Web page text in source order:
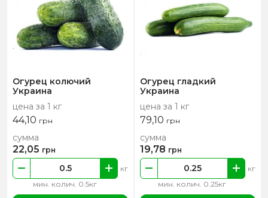
Огурец колючий
Украина
цена за 1 кг
44,10 грн
мин. колич. 0.5кг
кг
сумма
22,05 грн
Огурец гладкий
Украина
цена за 1 кг
79,10 грн
мин. колич. 0.25кг
кг
сумма
19,78 грн